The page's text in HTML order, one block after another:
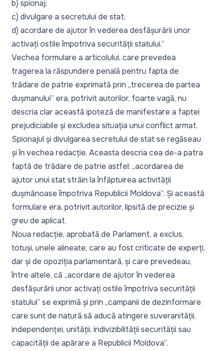
b) spionaj;
c) divulgare a secretului de stat;
d) acordare de ajutor în vederea desfășurării unor
activați ostile împotriva securității statului.”
Vechea formulare a articolului, care prevedea
tragerea la răspundere penală pentru fapta de
trădare de patrie exprimată prin „trecerea de partea
dușmanului” era, potrivit autorilor, foarte vagă, nu
descria clar această ipoteză de manifestare a faptei
prejudiciabile și excludea situația unui conflict armat.
Spionajul și divulgarea secretului de stat se regăseau
și în vechea redacție. Aceasta descria cea de-a patra
faptă de trădare de patrie astfel: „acordarea de
ajutor unui stat străin la înfăptuirea activității
dușmănoase împotriva Republicii Moldova”. Și această
formulare era, potrivit autorilor, lipsită de precizie și
greu de aplicat.
Noua redacție, aprobată de Parlament, a exclus,
totuși, unele alineate, care au fost criticate de experți,
dar și de opoziția parlamentară, și care prevedeau,
între altele, că „acordare de ajutor în vederea
desfășurării unor activați ostile împotriva securității
statului” se exprimă și prin „campanii de dezinformare
care sunt de natură să aducă atingere suveranității,
independenței, unității, indivizibilității securității sau
capacității de apărare a Republicii Moldova”.